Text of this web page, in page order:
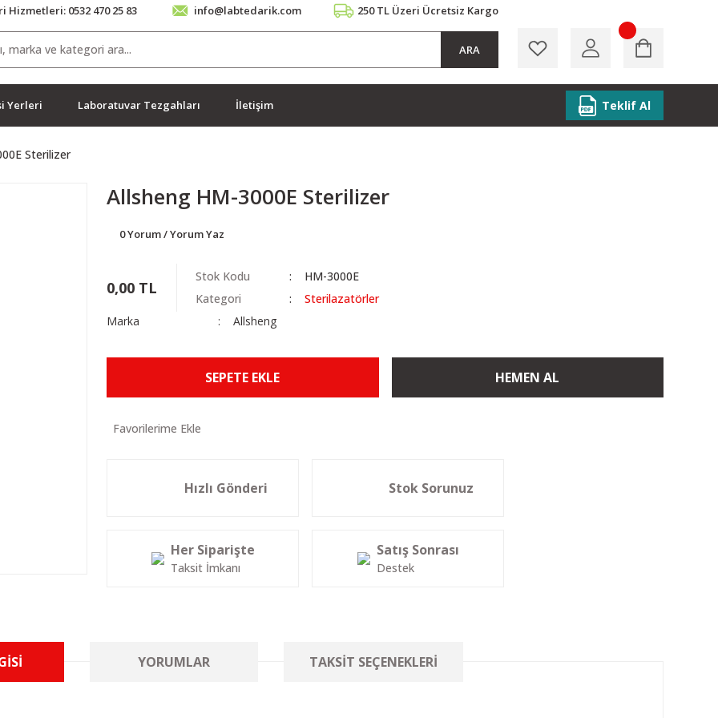
Hizmetleri: 0532 470 25 83 info@labtedarik.com 250 TL Üzeri Ücretsiz Kargo
ARA
Yerleri Laboratuvar Tezgahları İletişim Teklif Al
Sterilizer
Allsheng HM-3000E Sterilizer
0 Yorum / Yorum Yaz
0,00 TL
Stok Kodu
HM-3000E
Kategori
Sterilazatörler
Marka
Allsheng
SEPETE EKLE HEMEN AL
Hızlı Gönderi Stok Sorunuz
Her Siparişte
Taksit İmkanı
Satış Sonrası
Destek
YORUMLAR TAKSIT SEÇENEKLERI